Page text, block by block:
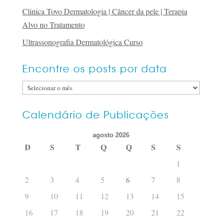
Clinica Tovo Dermatologia | Câncer da pele | Terapia
Alvo no Tratamento
Ultrassonografia Dermatológica Curso
Encontre os posts por data
Encontre
posts
Calendário de Publicações
agosto 2026
D S T Q Q S S
1
2
3 4 5 6 7
8
9
10 11 12 13 14
15
16
17 18 19 20 21 22